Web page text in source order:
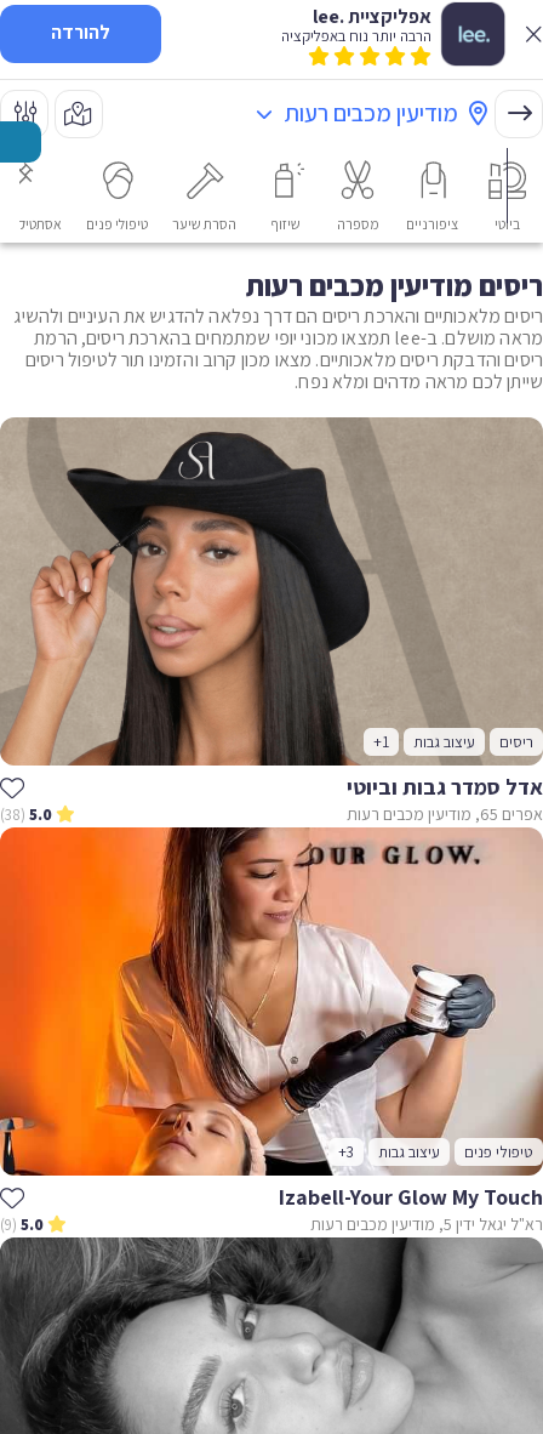
אפליקציית .lee
הרבה יותר נוח באפליקציה להורדה
מודיעין מכבים רעות
ביוטי ציפורניים מספרה שיזוף הסרת שיער טיפולי פנים אסתטיקה
ריסים מודיעין מכבים רעות
ריסים מלאכותיים והארכת ריסים הם דרך נפלאה להדגיש את העיניים ולהשיג
מראה מושלם. ב-lee תמצאו מכוני יופי שמתמחים בהארכת ריסים, הרמת
ריסים והדבקת ריסים מלאכותיים. מצאו מכון קרוב והזמינו תור לטיפול ריסים
שייתן לכם מראה מדהים ומלא נפח.
ריסים עיצוב גבות +1
אדל סמדר גבות וביוטי
אפרים 65, מודיעין מכבים רעות 5.0
(38)
טיפולי פנים עיצוב גבות +3
Izabell-Your Glow My Touch
רא"ל יגאל ידין 5, מודיעין מכבים רעות 5.0
(9)